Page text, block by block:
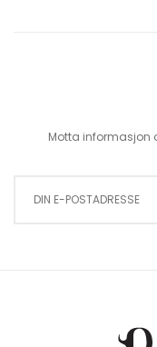
Motta informasjon